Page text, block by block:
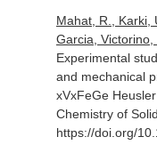
Mahat, R., Karki,
Garcia, Victorino,
Experimental
and mechanical
xVxFeGe Heusler
Chemistry of
https://doi.org/